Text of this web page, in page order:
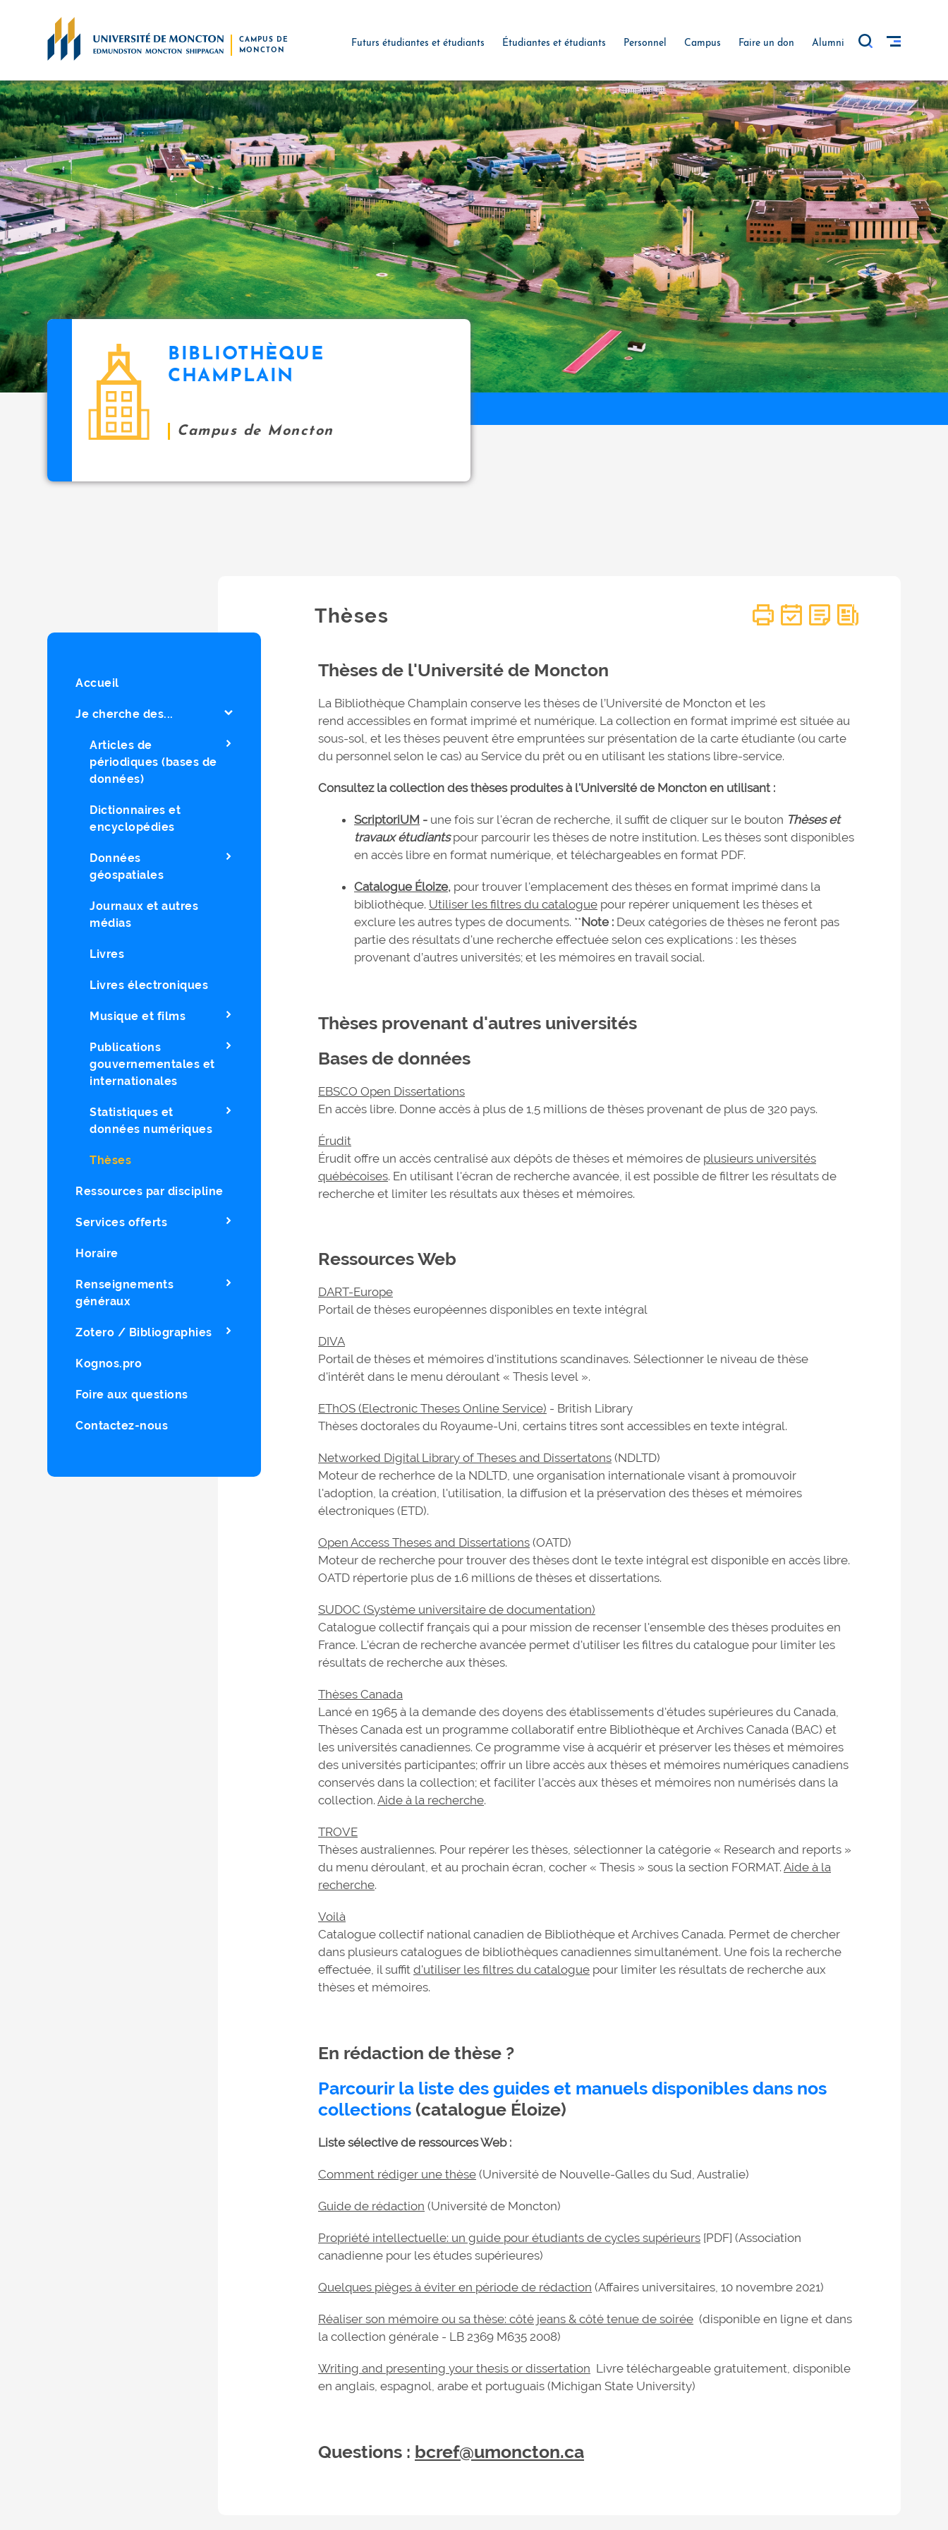
CAMPUS DE
MONCTON
Futurs étudiantes et étudiants Étudiantes et étudiants Personnel Campus Faire un don Alumni
BIBLIOTHÈQUE
CHAMPLAIN
Campus de Moncton
Accueil
Je cherche des...
Articles de
périodiques (bases de
données)
Dictionnaires et
encyclopédies
Données
géospatiales
Journaux et autres
médias
Livres
Livres électroniques
Musique et films
Publications
gouvernementales et
internationales
Statistiques et
données numériques
Thèses
Ressources par discipline
Services offerts
Horaire
Renseignements
généraux
Zotero / Bibliographies
Kognos.pro
Foire aux questions
Contactez-nous
Thèses
Thèses de l'Université de Moncton
La Bibliothèque Champlain conserve les thèses de l’Université de Moncton et les
rend accessibles en format imprimé et numérique. La collection en format imprimé est située au
sous-sol, et les thèses peuvent être empruntées sur présentation de la carte étudiante (ou carte
du personnel selon le cas) au Service du prêt ou en utilisant les stations libre-service.
Consultez la collection des thèses produites à l'Université de Moncton en utilisant :
ScriptoriUM - une fois sur l'écran de recherche, il suffit de cliquer sur le bouton Thèses et
travaux étudiantspour parcourir les thèses de notre institution. Les thèses sont disponibles
en accès libre en format numérique, et téléchargeables en format PDF.
Catalogue Éloize, pour trouver l'emplacement des thèses en format imprimé dans la
bibliothèque. Utiliser les filtres du catalogue pour repérer uniquement les thèses et
exclure les autres types de documents. **Note : Deux catégories de thèses ne feront pas
partie des résultats d'une recherche effectuée selon ces explications : les thèses
provenant d’autres universités; et les mémoires en travail social.
Thèses provenant d'autres universités
Bases de données
EBSCO Open Dissertations
En accès libre. Donne accès à plus de 1,5 millions de thèses provenant de plus de 320 pays.
Érudit
Érudit offre un accès centralisé aux dépôts de thèses et mémoires de plusieurs universités
québécoises. En utilisant l'écran de recherche avancée, il est possible de filtrer les résultats de
recherche et limiter les résultats aux thèses et mémoires.
Ressources Web
DART-Europe
Portail de thèses européennes disponibles en texte intégral
DIVA
Portail de thèses et mémoires d'institutions scandinaves. Sélectionner le niveau de thèse
d'intérêt dans le menu déroulant « Thesis level ».
EThOS (Electronic Theses Online Service) - British Library
Thèses doctorales du Royaume-Uni, certains titres sont accessibles en texte intégral.
Networked Digital Library of Theses and Dissertatons (NDLTD)
Moteur de recherhce de la NDLTD, une organisation internationale visant à promouvoir
l'adoption, la création, l'utilisation, la diffusion et la préservation des thèses et mémoires
électroniques (ETD).
Open Access Theses and Dissertations (OATD)
Moteur de recherche pour trouver des thèses dont le texte intégral est disponible en accès libre.
OATD répertorie plus de 1.6 millions de thèses et dissertations.
SUDOC (Système universitaire de documentation)
Catalogue collectif français qui a pour mission de recenser l'ensemble des thèses produites en
France. L'écran de recherche avancée permet d'utiliser les filtres du catalogue pour limiter les
résultats de recherche aux thèses.
Thèses Canada
Lancé en 1965 à la demande des doyens des établissements d'études supérieures du Canada,
Thèses Canada est un programme collaboratif entre Bibliothèque et Archives Canada (BAC) et
les universités canadiennes. Ce programme vise à acquérir et préserver les thèses et mémoires
des universités participantes; offrir un libre accès aux thèses et mémoires numériques canadiens
conservés dans la collection; et faciliter l’accès aux thèses et mémoires non numérisés dans la
collection.Aide à la recherche.
TROVE
Thèses australiennes. Pour repérer les thèses, sélectionner la catégorie « Research and reports »
du menu déroulant, et au prochain écran, cocher « Thesis » sous la section FORMAT.Aide à la
recherche.
Voilà
Catalogue collectif national canadien de Bibliothèque et Archives Canada. Permet de chercher
dans plusieurs catalogues de bibliothèques canadiennes simultanément. Une fois la recherche
effectuée, il suffitd'utiliser les filtres du catalogue pour limiter les résultats de recherche aux
thèses et mémoires.
En rédaction de thèse ?
Parcourir la liste des guides et manuels disponibles dans nos
collections (catalogue Éloize)
Liste sélective de ressources Web :
Comment rédiger une thèse (Université de Nouvelle-Galles du Sud, Australie)
Guide de rédaction (Université de Moncton)
Propriété intellectuelle: un guide pour étudiants de cycles supérieurs [PDF] (Association
canadienne pour les études supérieures)
Quelques pièges à éviter en période de rédaction (Affaires universitaires, 10 novembre 2021)
Réaliser son mémoire ou sa thèse: côté jeans & côté tenue de soirée (disponible en ligne et dans
la collection générale - LB 2369 M635 2008)
Writing and presenting your thesis or dissertation Livre téléchargeable gratuitement, disponible
en anglais, espagnol, arabe et portuguais (Michigan State University)
Questions : bcref@umoncton.ca